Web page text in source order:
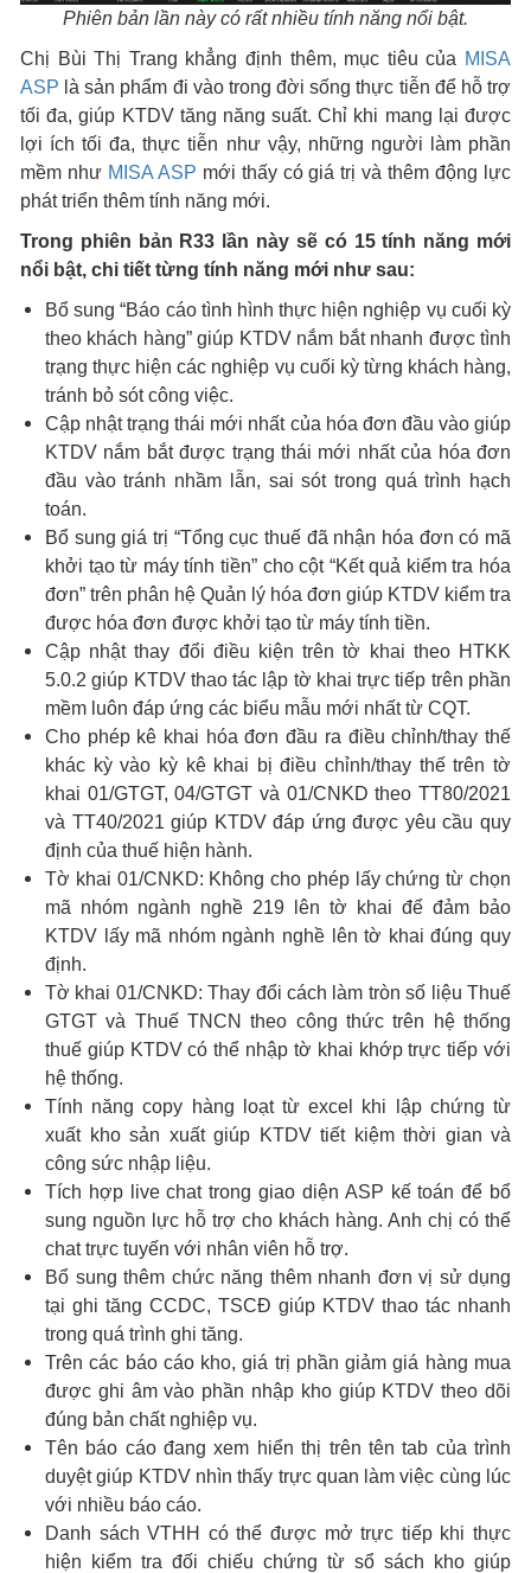
Phiên bản lần này có rất nhiều tính năng nổi bật.
Chị Bùi Thị Trang khẳng định thêm, mục tiêu của MISA
ASP là sản phẩm đi vào trong đời sống thực tiễn để hỗ trợ
tối đa, giúp KTDV tăng năng suất. Chỉ khi mang lại được
lợi ích tối đa, thực tiễn như vậy, những người làm phần
mềm như MISA ASP mới thấy có giá trị và thêm động lực
phát triển thêm tính năng mới.
Trong phiên bản R33 lần này sẽ có 15 tính năng mới
nổi bật, chi tiết từng tính năng mới như sau:
Bổ sung “Báo cáo tình hình thực hiện nghiệp vụ cuối kỳ
theo khách hàng” giúp KTDV nắm bắt nhanh được tình
trạng thực hiện các nghiệp vụ cuối kỳ từng khách hàng,
tránh bỏ sót công việc.
Cập nhật trạng thái mới nhất của hóa đơn đầu vào giúp
KTDV nắm bắt được trạng thái mới nhất của hóa đơn
đầu vào tránh nhầm lẫn, sai sót trong quá trình hạch
toán.
Bổ sung giá trị “Tổng cục thuế đã nhận hóa đơn có mã
khởi tạo từ máy tính tiền” cho cột “Kết quả kiểm tra hóa
đơn” trên phân hệ Quản lý hóa đơn giúp KTDV kiểm tra
được hóa đơn được khởi tạo từ máy tính tiền.
Cập nhật thay đổi điều kiện trên tờ khai theo HTKK
5.0.2 giúp KTDV thao tác lập tờ khai trực tiếp trên phần
mềm luôn đáp ứng các biểu mẫu mới nhất từ CQT.
Cho phép kê khai hóa đơn đầu ra điều chỉnh/thay thế
khác kỳ vào kỳ kê khai bị điều chỉnh/thay thế trên tờ
khai 01/GTGT, 04/GTGT và 01/CNKD theo TT80/2021
và TT40/2021 giúp KTDV đáp ứng được yêu cầu quy
định của thuế hiện hành.
Tờ khai 01/CNKD: Không cho phép lấy chứng từ chọn
mã nhóm ngành nghề 219 lên tờ khai để đảm bảo
KTDV lấy mã nhóm ngành nghề lên tờ khai đúng quy
định.
Tờ khai 01/CNKD: Thay đổi cách làm tròn số liệu Thuế
GTGT và Thuế TNCN theo công thức trên hệ thống
thuế giúp KTDV có thể nhập tờ khai khớp trực tiếp với
hệ thống.
Tính năng copy hàng loạt từ excel khi lập chứng từ
xuất kho sản xuất giúp KTDV tiết kiệm thời gian và
công sức nhập liệu.
Tích hợp live chat trong giao diện ASP kế toán để bổ
sung nguồn lực hỗ trợ cho khách hàng. Anh chị có thể
chat trực tuyến với nhân viên hỗ trợ.
Bổ sung thêm chức năng thêm nhanh đơn vị sử dụng
tại ghi tăng CCDC, TSCĐ giúp KTDV thao tác nhanh
trong quá trình ghi tăng.
Trên các báo cáo kho, giá trị phần giảm giá hàng mua
được ghi âm vào phần nhập kho giúp KTDV theo dõi
đúng bản chất nghiệp vụ.
Tên báo cáo đang xem hiển thị trên tên tab của trình
duyệt giúp KTDV nhìn thấy trực quan làm việc cùng lúc
với nhiều báo cáo.
Danh sách VTHH có thể được mở trực tiếp khi thực
hiện kiểm tra đối chiếu chứng từ sổ sách kho giúp